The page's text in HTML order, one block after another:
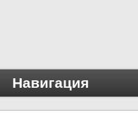
Навигация